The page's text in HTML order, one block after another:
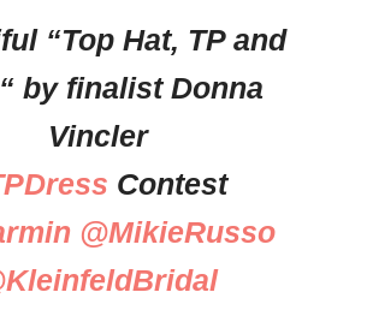
“Top Hat, TP and
by finalist Donna
Vincler
Contest
@MikieRusso